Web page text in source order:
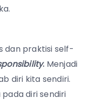
dan praktisi self-
. Menjadi
diri kita sendiri.
diri sendiri